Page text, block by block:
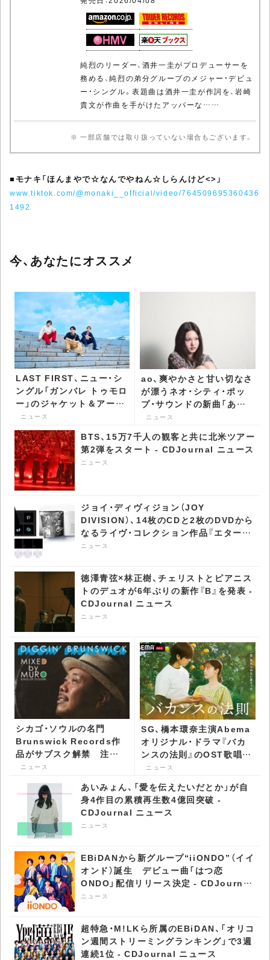
純烈のリーダー、酒井一圭がプロデューサーを
務める、純烈の弟分グループのメジャー・デビュ
ー・シングル。表題曲は酒井一圭が作詞を、岩崎
貴文が作曲を手がけたアッパーな……
※ 一部店舗では取り扱っていない場合もございます。
■ モナキ「ほんまやで☆なんでやねん☆しらんけど<>」
www.tiktok.com/@monaki__official/video/764509695360436
1492
今、あなたにオススメ
LAST FIRST、ニュー・シ
ングル「ガンバレ トゥモロ
ー」のジャケット＆アーテ
ィスト・ヴィジュアル公開
- CDJournal ニュース
ニュース
ao、爽やかさと甘い切なさ
が漂うネオ・シティ・ポッ
プ・サウンドの新曲「あつ
い夏」配信スタート MV
ース
ニュース
BTS、15万7千人の観客と共に北米ツアー
第2弾をスタート - CDJournal ニュース
ニュース
ジョイ・ディヴィジョン（JOY
DIVISION）、14枚のCDと2枚のDVDから
なるライヴ・コレクション作品『エターナ
ル』世界同時発売 - CDJournal ニュース
ニュース
徳澤青弦×林正樹、チェリストとピアニス
トのデュオが6年ぶりの新作『B』を発表 -
CDJournal ニュース
ニュース
シカゴ・ソウルの名門
Brunswick Records作
品がサブスク解禁 注目
はMUROによるMIX CD -
ニュース
SG、橋本環奈主演Abema
オリジナル・ドラマ『バカ
ンスの法則』のOST歌唱決
定 - CDJournal ニュース
ニュース
あいみょん、「愛を伝えたいだとか」が自
身4作目の累積再生数4億回突破 -
CDJournal ニュース
ニュース
EBiDANから新グループ“iiONDO”（イイ
オンド）誕生 デビュー曲「はつ恋
ONDO」配信リリース決定 - CDJournal
ニュース
ニュース
超特急・M!LKら所属のEBiDAN、「オリコ
ン週間ストリーミングランキング」で3週
連続1位 - CDJournal ニュース